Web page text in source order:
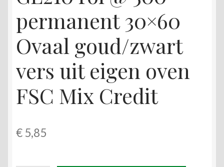
permanent 30×60
Ovaal goud/zwart
vers uit eigen oven
FSC Mix Credit
€ 5,85